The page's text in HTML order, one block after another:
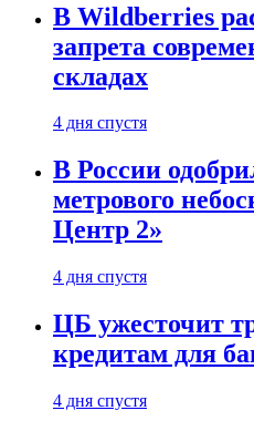
В Wildberries
запрета
складах
4 дня спустя
В России
метрового
Центр 2»
4 дня спустя
ЦБ ужесточит
кредитам для
4 дня спустя